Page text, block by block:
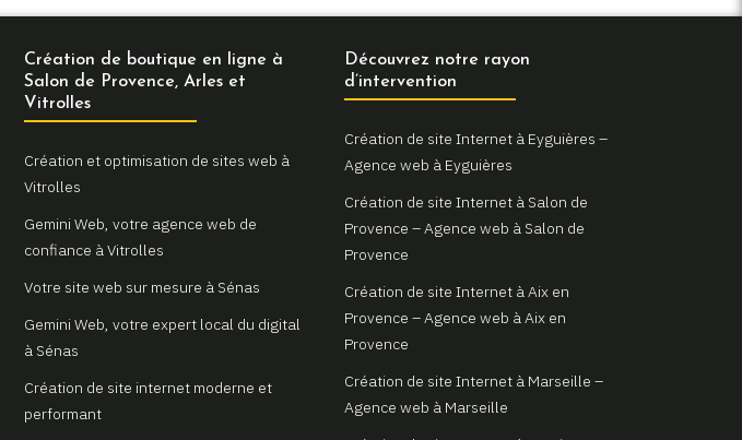
Création de boutique en ligne à
Salon de Provence, Arles et
Vitrolles
Création et optimisation de sites web à
Vitrolles
Gemini Web, votre agence web de
confiance à Vitrolles
Votre site web sur mesure à Sénas
Gemini Web, votre expert local du digital
à Sénas
Création de site internet moderne et
performant
Découvrez notre rayon
d’intervention
Création de site Internet à Eyguières –
Agence web à Eyguières
Création de site Internet à Salon de
Provence – Agence web à Salon de
Provence
Création de site Internet à Aix en
Provence – Agence web à Aix en
Provence
Création de site Internet à Marseille –
Agence web à Marseille